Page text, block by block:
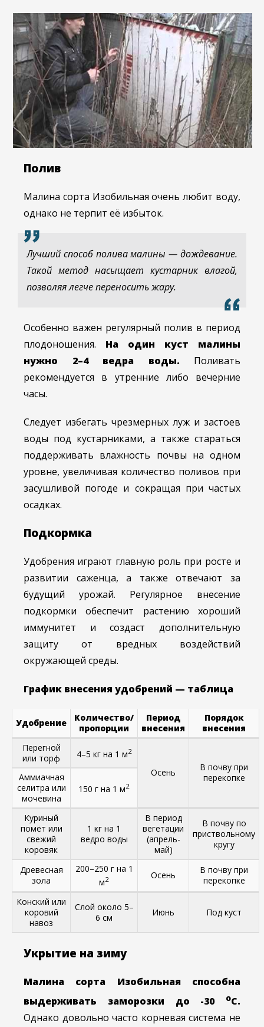
Полив
Малина сорта Изобильная очень любит воду,
однако не терпит её избыток.
Лучший способ полива малины — дождевание.
Такой метод насыщает кустарник влагой,
позволяя легче переносить жару.
Особенно важен регулярный полив в период
плодоношения. На один куст малины
нужно 2–4 ведра воды. Поливать
рекомендуется в утренние либо вечерние
часы.
Следует избегать чрезмерных луж и застоев
воды под кустарниками, а также стараться
поддерживать влажность почвы на одном
уровне, увеличивая количество поливов при
засушливой погоде и сокращая при частых
осадках.
Подкормка
Удобрения играют главную роль при росте и
развитии саженца, а также отвечают за
будущий урожай. Регулярное внесение
подкормки обеспечит растению хороший
иммунитет и создаст дополнительную
защиту от вредных воздействий
окружающей среды.
График внесения удобрений — таблица
Удобрение
Количество/
пропорции
Период
внесения
Порядок
внесения
Перегной
или торф
4–5 кг на 1 м2
Осень
В почву при
перекопке
Аммиачная
селитра или
мочевина
150 г на 1 м2
Куриный
помёт или
свежий
коровяк
1 кг на 1
ведро воды
В период
вегетации
(апрель-
май)
В почву по
приствольному
кругу
Древесная
зола
200–250 г на 1
м2 Осень
В почву при
перекопке
Конский или
коровий
навоз
Слой около 5–
6 см
Июнь Под куст
Укрытие на зиму
Малина сорта Изобильная способна
выдерживать заморозки до -30
оС.
Однако довольно часто корневая система не